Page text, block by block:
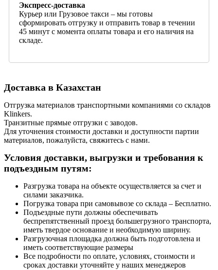
Экспресс-доставка
Курьер или Грузовое такси – мы готовы
сформировать отгрузку и отправить товар в течении
45 минут с момента оплаты товара и его наличия на
складе.
Доставка в Казахстан
Отгрузка материалов транспортными компаниями со складов
Klinkers.
Транзитные прямые отгрузки с заводов.
Для уточнения стоимости доставки и доступности партии
материалов, пожалуйста, свяжитесь с нами.
Условия доставки, выгрузки и требования к
подъездным путям:
Разгрузка товара на объекте осуществляется за счет и
силами заказчика.
Погрузка товара при самовывозе со склада – Бесплатно.
Подъездные пути должны обеспечивать
беспрепятственный проезд большегрузного транспорта,
иметь твердое основание и необходимую ширину.
Разгрузочная площадка должна быть подготовлена и
иметь соответствующие размеры
Все подробности по оплате, условиях, стоимости и
сроках доставки уточняйте у наших менеджеров